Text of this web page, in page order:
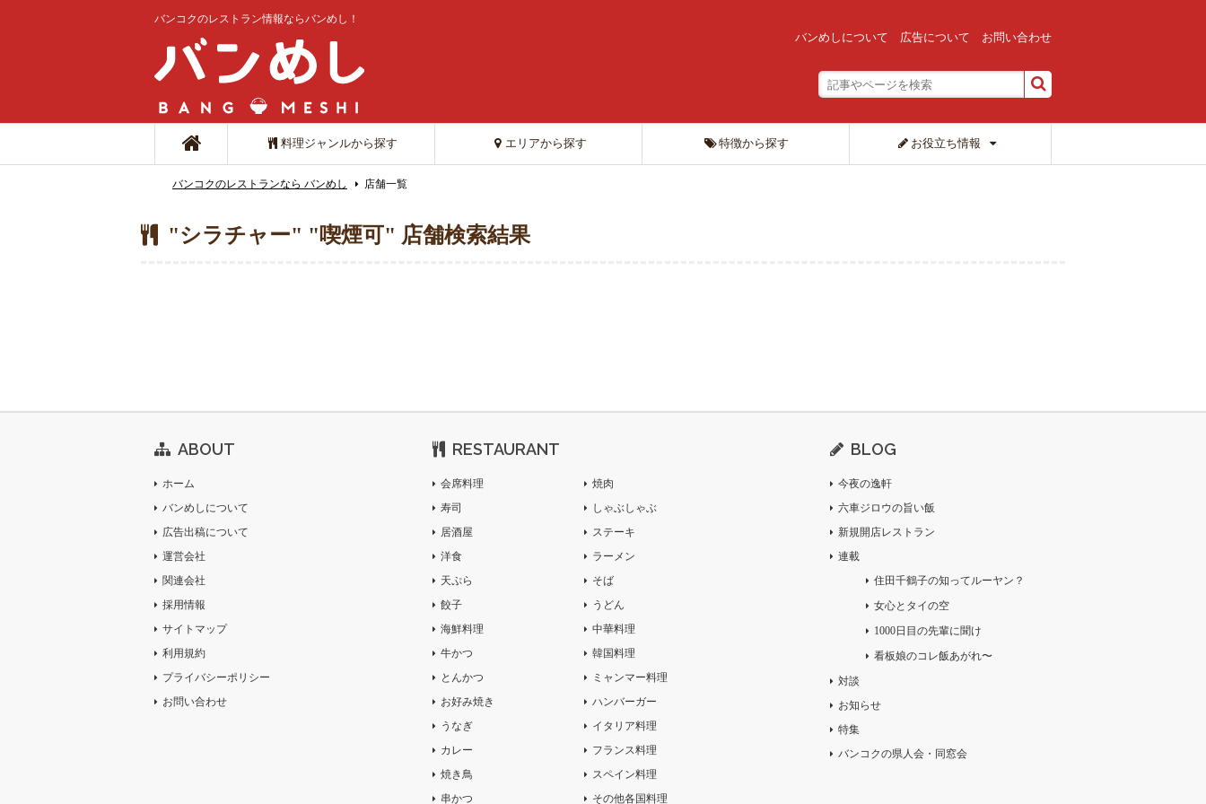
バンコクのレストラン情報ならバンめし！
バンめしについて 広告について お問い合わせ
料理ジャンルから探す エリアから探す 特徴から探す お役立ち情報
バンコクのレストランなら バンめし 店舗一覧
"シラチャー" "喫煙可" 店舗検索結果
ABOUT
ホーム
バンめしについて
広告出稿について
運営会社
関連会社
採用情報
サイトマップ
利用規約
プライバシーポリシー
お問い合わせ
RESTAURANT
会席料理
寿司
居酒屋
洋食
天ぷら
餃子
海鮮料理
牛かつ
とんかつ
お好み焼き
うなぎ
カレー
焼き鳥
串かつ
焼肉
しゃぶしゃぶ
ステーキ
ラーメン
そば
うどん
中華料理
韓国料理
ミャンマー料理
ハンバーガー
イタリア料理
フランス料理
スペイン料理
その他各国料理
BLOG
今夜の逸軒
六車ジロウの旨い飯
新規開店レストラン
連載
住田千鶴子の知ってルーヤン？
女心とタイの空
1000日目の先輩に聞け
看板娘のコレ飯あがれ〜
対談
お知らせ
特集
バンコクの県人会・同窓会